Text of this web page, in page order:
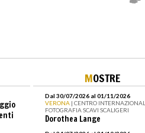
MOSTRE
Dal 30/07/2026 al 01/11/2026
VERONA | CENTRO
FOTOGRAFIA SCAVI SCALIGERI
Dorothea Lange